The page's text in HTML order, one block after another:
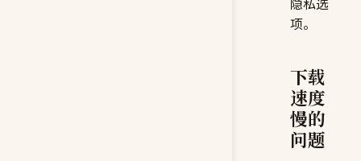
项。
下载
速度
慢的
问题